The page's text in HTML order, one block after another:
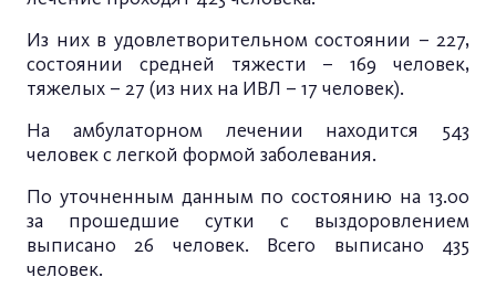
Из них в удовлетворительном состоянии – 227,
состоянии средней тяжести – 169 человек,
тяжелых – 27 (из них на ИВЛ – 17 человек).
На амбулаторном лечении находится 543
человек с легкой формой заболевания.
По уточненным данным по состоянию на 13.00
за прошедшие сутки с выздоровлением
выписано 26 человек. Всего выписано 435
человек.